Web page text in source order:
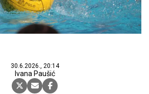
30.6.2026., 20:14
Ivana Paušić